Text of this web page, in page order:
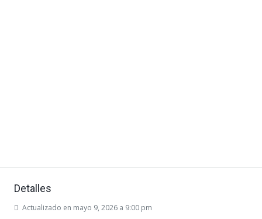
Detalles
Actualizado en mayo 9, 2026 a 9:00 pm